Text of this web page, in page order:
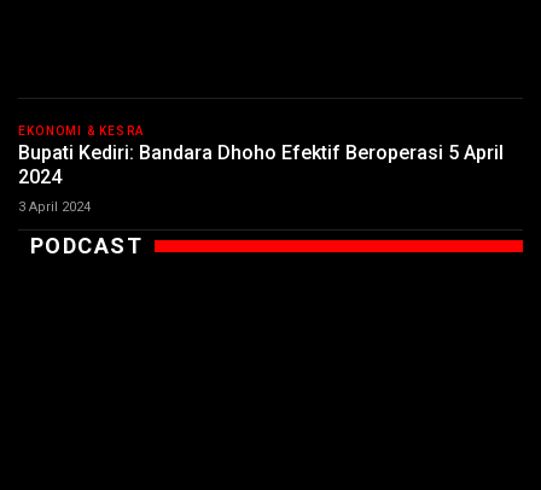
EKONOMI & KESRA
Bupati Kediri: Bandara Dhoho Efektif Beroperasi 5 April
2024
3 April 2024
PODCAST